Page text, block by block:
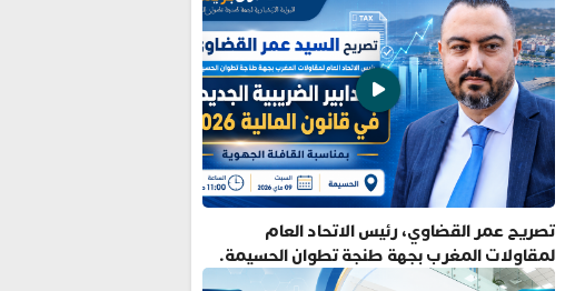
تصريح عمر القضاوي، رئيس الاتحاد العام
لمقاولات المغرب بجهة طنجة تطوان الحسيمة.